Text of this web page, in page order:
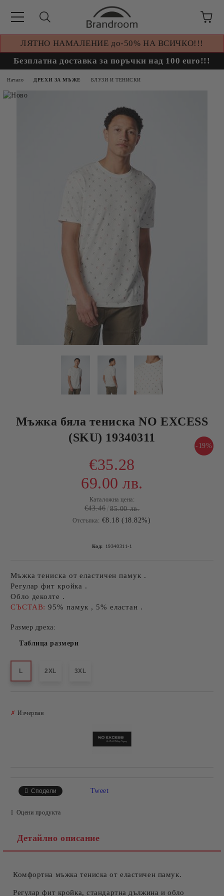
ЛЯТНО НАМАЛЕНИЕ до-50% НА ВСИЧКО!!!
Безплатна доставка за поръчки над 100 euro!!!
Начало ДРЕХИ ЗА МЪЖЕ БЛУЗИ И ТЕНИСКИ
Мъжка бяла тениска NO EXCESS
(SKU) 19340311
-19%
€35.28
69.00 лв.
Каталожна цена:
€43.46 85.00 лв.
Отстъпка: €8.18 (18.82%)
Код: 19340311-1
Мъжка тениска от еластичен памук .
Регулар фит кройка .
Обло деколте .
СЪСТАВ:95% памук , 5% еластан .
Размер дреха:
Таблица размери
L 2XL 3XL
✗ Изчерпан
Сподели Tweet
Оцени продукта
Детайлно описание
Комфортна мъжка тениска от еластичен памук.
Регулар фит кройка, стандартна дължина и обло